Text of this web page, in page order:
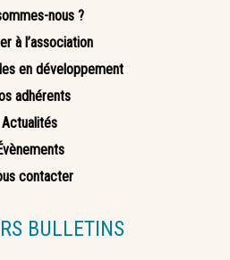
nous ?
à l’association
en développement
adhérents
Actualités
contacter
BULLETINS